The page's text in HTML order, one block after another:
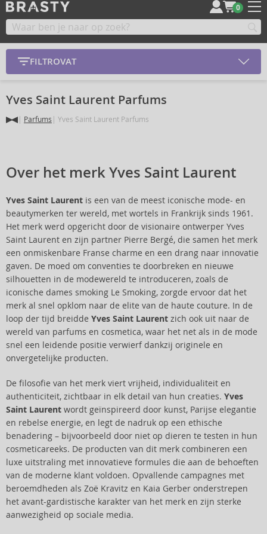
0
FILTROVAT
Yves Saint Laurent Parfums
Parfums Yves Saint Laurent Parfums
Over het merk Yves Saint Laurent
Yves Saint Laurent is een van de meest iconische mode- en
beautymerken ter wereld, met wortels in Frankrijk sinds 1961.
Het merk werd opgericht door de visionaire ontwerper Yves
Saint Laurent en zijn partner Pierre Bergé, die samen het merk
een onmiskenbare Franse charme en een drang naar innovatie
gaven. De moed om conventies te doorbreken en nieuwe
silhouetten in de modewereld te introduceren, zoals de
iconische dames smoking Le Smoking, zorgde ervoor dat het
merk al snel opklom naar de elite van de haute couture. In de
loop der tijd breidde Yves Saint Laurent zich ook uit naar de
wereld van parfums en cosmetica, waar het net als in de mode
snel een leidende positie verwierf dankzij originele en
onvergetelijke producten.
De filosofie van het merk viert vrijheid, individualiteit en
authenticiteit, zichtbaar in elk detail van hun creaties. Yves
Saint Laurent wordt geïnspireerd door kunst, Parijse elegantie
en rebelse energie, en legt de nadruk op een ethische
benadering – bijvoorbeeld door niet op dieren te testen in hun
cosmeticareeks. De producten van dit merk combineren een
luxe uitstraling met innovatieve formules die aan de behoeften
van de moderne klant voldoen. Opvallende campagnes met
beroemdheden als Zoë Kravitz en Kaia Gerber onderstrepen
het avant-gardistische karakter van het merk en zijn sterke
aanwezigheid op sociale media.